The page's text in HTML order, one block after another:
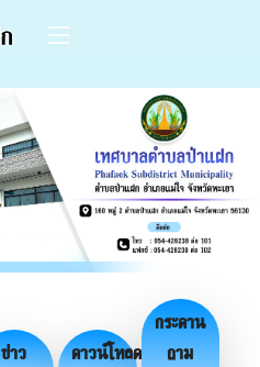
ข่าว
ดาวน์โหลด
กระดาน
ถาม